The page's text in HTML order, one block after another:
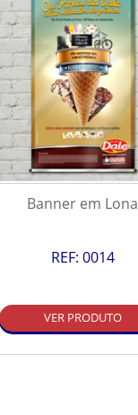
Banner em Lona
REF: 0014
VER PRODUTO